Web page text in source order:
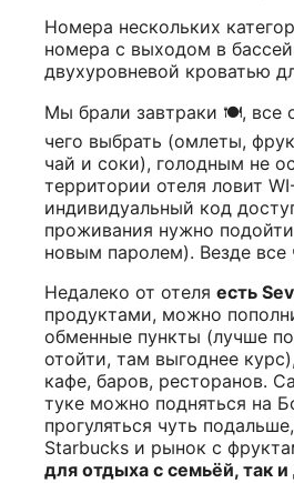
Номера нескольких
номера с выходом в
двухуровневой кроватью
Мы брали завтраки 🍽️, все
чего выбрать (омлеты,
чай и соки), голодным не
территории отеля ловит
индивидуальный код
проживания нужно
новым паролем). Везде
Недалеко от отеля есть
продуктами, можно
обменные пункты (лучше
отойти, там выгоднее
кафе, баров, ресторанов.
туке можно подняться на
прогуляться чуть
Starbucks и рынок с
для отдыха с семьёй, так